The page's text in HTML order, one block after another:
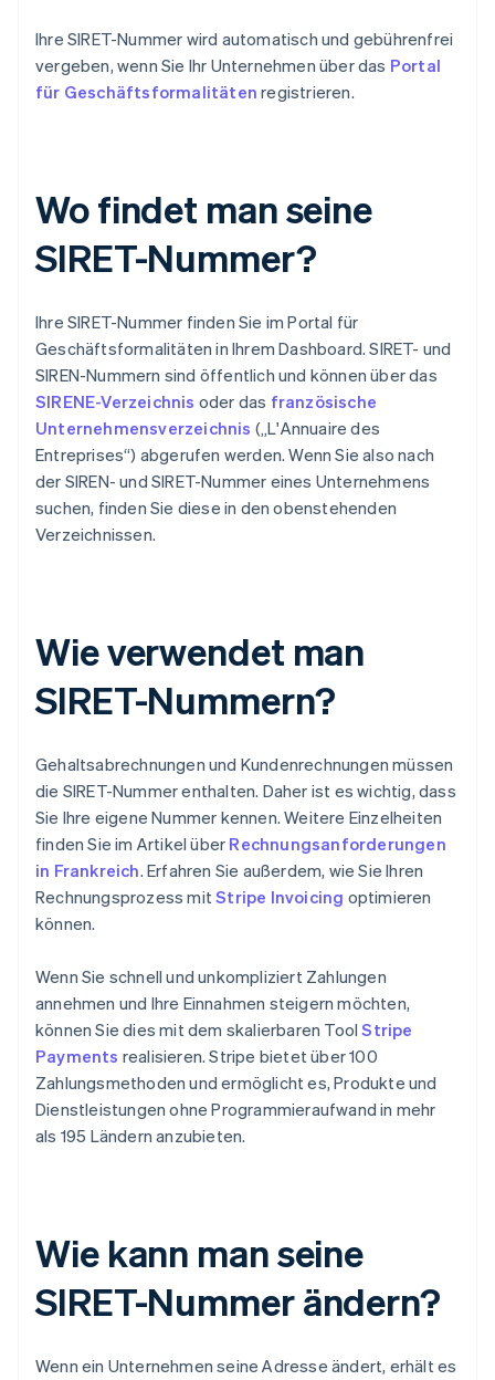
Ihre SIRET-Nummer wird automatisch und gebührenfrei
vergeben, wenn Sie Ihr Unternehmen über das Portal
für Geschäftsformalitäten registrieren.
Wo findet man seine
SIRET-Nummer?
Ihre SIRET-Nummer finden Sie im Portal für
Geschäftsformalitäten in Ihrem Dashboard. SIRET- und
SIREN-Nummern sind öffentlich und können über das
SIRENE-Verzeichnis oder das französische
Unternehmensverzeichnis („L'Annuaire des
Entreprises“) abgerufen werden. Wenn Sie also nach
der SIREN- und SIRET-Nummer eines Unternehmens
suchen, finden Sie diese in den obenstehenden
Verzeichnissen.
Wie verwendet man
SIRET-Nummern?
Gehaltsabrechnungen und Kundenrechnungen müssen
die SIRET-Nummer enthalten. Daher ist es wichtig, dass
Sie Ihre eigene Nummer kennen. Weitere Einzelheiten
finden Sie im Artikel über Rechnungsanforderungen
in Frankreich. Erfahren Sie außerdem, wie Sie Ihren
Rechnungsprozess mitStripe Invoicing optimieren
können.
Wenn Sie schnell und unkompliziert Zahlungen
annehmen und Ihre Einnahmen steigern möchten,
können Sie dies mit dem skalierbaren ToolStripe
Payments realisieren. Stripe bietet über 100
Zahlungsmethoden und ermöglicht es, Produkte und
Dienstleistungen ohne Programmieraufwand in mehr
als 195 Ländern anzubieten.
Wie kann man seine
SIRET-Nummer ändern?
Wenn ein Unternehmen seine Adresse ändert, erhält es